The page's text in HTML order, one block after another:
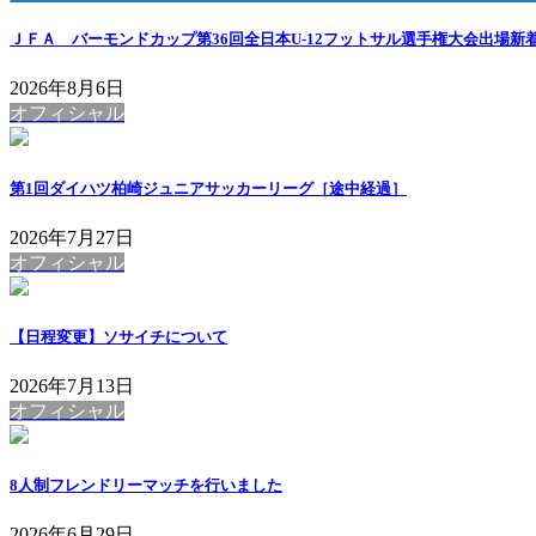
ＪＦＡ バーモンドカップ第36回全日本U-12フットサル選手権大会出場新
2026年8月6日
オフィシャル
第1回ダイハツ柏崎ジュニアサッカーリーグ［途中経過］
2026年7月27日
オフィシャル
【日程変更】ソサイチについて
2026年7月13日
オフィシャル
8人制フレンドリーマッチを行いました